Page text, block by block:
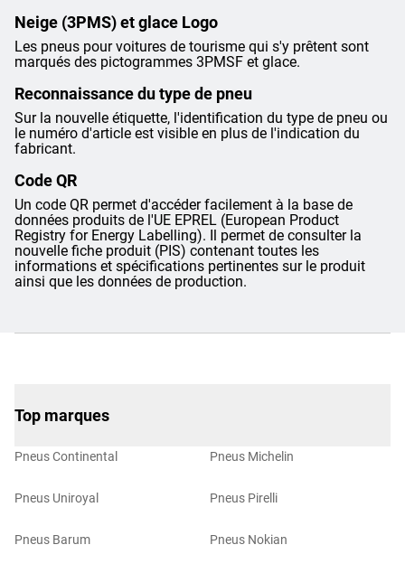
Neige (3PMS) et glace Logo
Les pneus pour voitures de tourisme qui s'y prêtent sont
marqués des pictogrammes 3PMSF et glace.
Reconnaissance du type de pneu
Sur la nouvelle étiquette, l'identification du type de pneu ou
le numéro d'article est visible en plus de l'indication du
fabricant.
Code QR
Un code QR permet d'accéder facilement à la base de
données produits de l'UE EPREL (European Product
Registry for Energy Labelling). Il permet de consulter la
nouvelle fiche produit (PIS) contenant toutes les
informations et spécifications pertinentes sur le produit
ainsi que les données de production.
Top marques
Pneus Continental
Pneus Uniroyal
Pneus Barum
Pneus Michelin
Pneus Pirelli
Pneus Nokian